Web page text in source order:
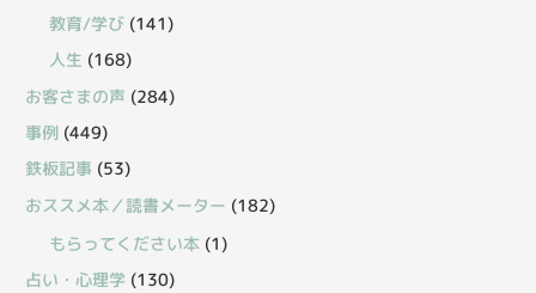
教育/学び (141)
人生 (168)
お客さまの声 (284)
事例 (449)
鉄板記事 (53)
おススメ本／読書メーター (182)
もらってください本 (1)
占い・心理学 (130)